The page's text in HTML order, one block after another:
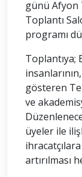
günü Afyon
Toplantı
programı
Toplantıya;
gösteren
ve
üyeler ile
artırılması